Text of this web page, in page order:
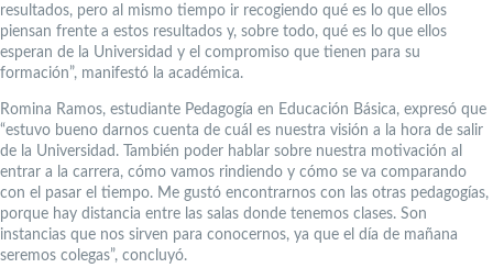
resultados, pero al mismo tiempo ir recogiendo qué es lo que ellos
piensan frente a estos resultados y, sobre todo, qué es lo que ellos
esperan de la Universidad y el compromiso que tienen para su
formación”, manifestó la académica.
Romina Ramos, estudiante Pedagogía en Educación Básica, expresó que
“estuvo bueno darnos cuenta de cuál es nuestra visión a la hora de salir
de la Universidad. También poder hablar sobre nuestra motivación al
entrar a la carrera, cómo vamos rindiendo y cómo se va comparando
con el pasar el tiempo. Me gustó encontrarnos con las otras pedagogías,
porque hay distancia entre las salas donde tenemos clases. Son
instancias que nos sirven para conocernos, ya que el día de mañana
seremos colegas”, concluyó.